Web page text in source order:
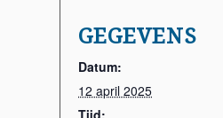
GEGEVENS
Datum:
12 april 2025
Tijd: